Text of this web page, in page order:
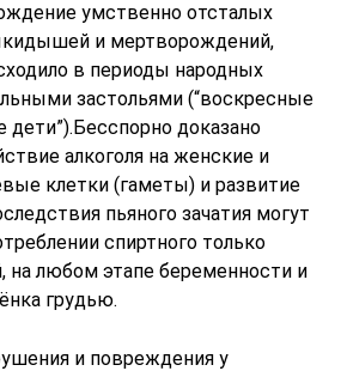
умственно отсталых
и мертворождений,
в периоды народных
застольями (“воскресные
дети”).Бесспорно доказано
алкоголя на женские и
клетки (гаметы) и развитие
пьяного зачатия могут
спиртного только
на любом этапе беременности и
грудью.
и повреждения у